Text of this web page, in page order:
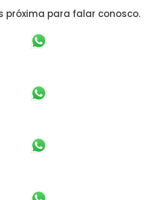
próxima para falar conosco.